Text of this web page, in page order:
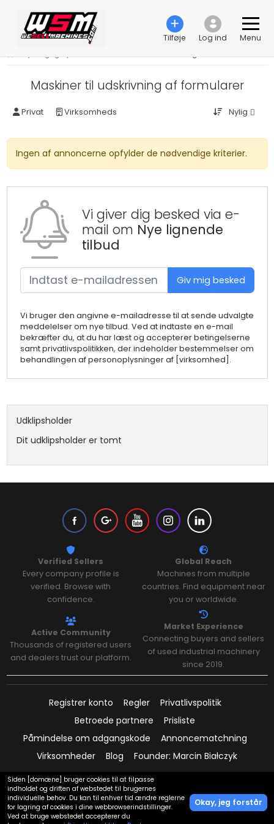
Tilføje Log ind Menu
Maskiner til udskrivning af formularer
Privat Virksomheds Nylig
Ingen af annoncerne opfylder de nødvendige kriterier.
Vi giver dig besked via e-
mail om Nye lignende
tilbud
Giv mig besked
Vi bruger den angivne e-mailadresse til at sende udvalgte
meddelelser om nye tilbud. Ved at indtaste en e-mail
bekræfter du, at du har læst og accepterer betingelserne
samt privatlivspolitikken, der indeholder bestemmelser om
behandlingen af personoplysninger af [virksomhed].
Udklipsholder
Dit udklipsholder er tomt
Verified Sellers
Every company profile is
verified. Browse with
confidence.
Global Reach
Machines from multiple
countries. Find equipment near
you or worldwide.
Active Community
Thousands of registered users
and dealers trust our platform.
Market Experience
Connecting buyers and sellers
of used industrial machinery
since 2019.
Registrer konto Regler
Privatlivspolitik
Betroede partnere
Prisliste
Påmindelse om adgangskode
Annoncematchning
Virksomheder
Blog Founder: Marcin Białczyk
Betalinger understøttet af:
Siden [domæne] bruger cookies til at tilpasse
indholdet og driften af webstedet til brugernes
individuelle behov. Du kan til enhver tid ændre reglerne
for lagring af cookies i dine webbrowserindstillinger.
Ved at bruge webstedet accepterer du
Okay, jeg forstår